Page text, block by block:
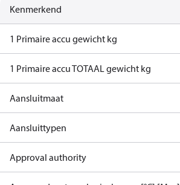
Kenmerkend
1 Primaire accu gewicht kg
1 Primaire accu TOTAAL gewicht kg
Aansluitmaat
Aansluittypen
Approval authority